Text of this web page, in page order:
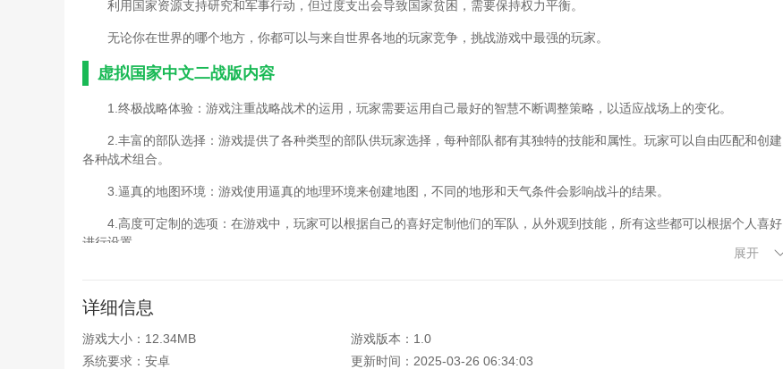
利用国家资源支持研究和军事行动，但过度支出会导致国家贫困，需要保持权力平衡。
无论你在世界的哪个地方，你都可以与来自世界各地的玩家竞争，挑战游戏中最强的玩家。
虚拟国家中文二战版内容
1.终极战略体验：游戏注重战略战术的运用，玩家需要运用自己最好的智慧不断调整策略，以适应战场上的变化。
2.丰富的部队选择：游戏提供了各种类型的部队供玩家选择，每种部队都有其独特的技能和属性。玩家可以自由匹配和创建
各种战术组合。
3.逼真的地图环境：游戏使用逼真的地理环境来创建地图，不同的地形和天气条件会影响战斗的结果。
4.高度可定制的选项：在游戏中，玩家可以根据自己的喜好定制他们的军队，从外观到技能，所有这些都可以根据个人喜好
进行设置。
虚拟国家中文二战版亮点
1.游戏地图、国力、武器装备都是根据第二次世界大战的真实情况设计的，力求还原原始的历史面貌。
展开
详细信息
游戏大小：12.34MB
游戏版本：1.0
系统要求：安卓
更新时间：2025-03-26 06:34:03